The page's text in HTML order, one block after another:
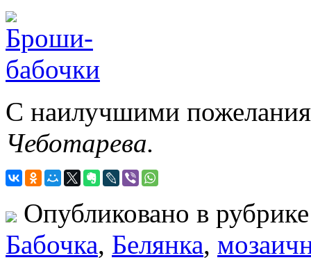
С наилучшими
Чеботарева.
Опубликовано в
Бабочка, Белянка,